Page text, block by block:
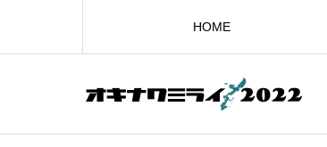
HOME